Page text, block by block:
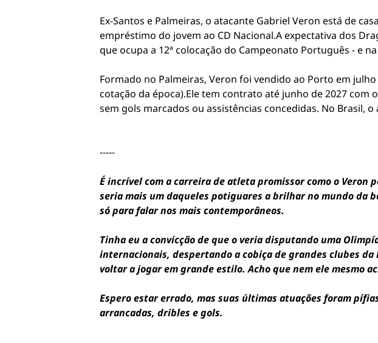
Ex-Santos e Palmeiras, o atacante Gabriel Veron está de
empréstimo do jovem ao CD Nacional.A expectativa dos
que ocupa a 12ª colocação do Campeonato Português - e
Formado no Palmeiras, Veron foi vendido ao Porto em
cotação da época).Ele tem contrato até junho de 2027 com
sem gols marcados ou assistências concedidas. No Brasil,
-----
É incrível com a carreira de atleta promissor como o Veron
seria mais um daqueles potiguares a brilhar no mundo da
só para falar nos mais contemporâneos.
Tinha eu a convicção de que o veria disputando uma
internacionais, despertando a cobiça de grandes clubes da
voltar a jogar em grande estilo. Acho que nem ele mesmo
Espero estar errado, mas suas últimas atuações foram
arrancadas, dribles e gols.